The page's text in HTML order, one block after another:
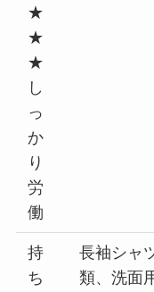
★
★
★
し
っ
か
り
労
働
持
ち
長袖シャ
類、洗面